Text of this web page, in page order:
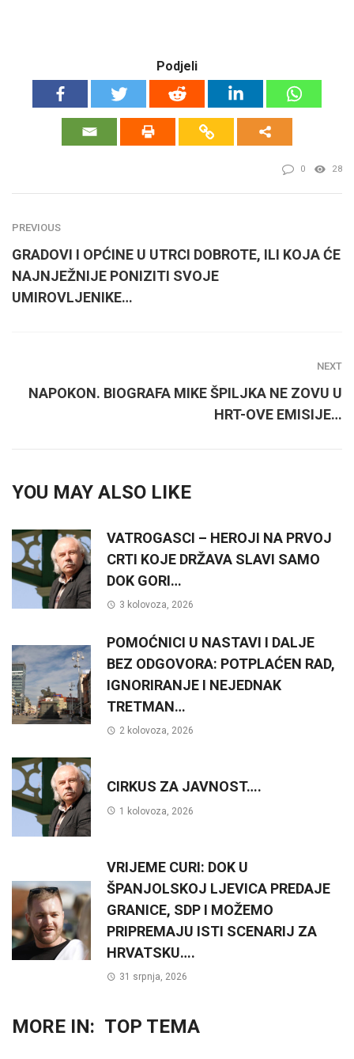
Podjeli
0 28
PREVIOUS
GRADOVI I OPĆINE U UTRCI DOBROTE, ILI KOJA ĆE
NAJNJEŽNIJE PONIZITI SVOJE
UMIROVLJENIKE…
NEXT
NAPOKON. BIOGRAFA MIKE ŠPILJKA NE ZOVU U
HRT-OVE EMISIJE…
YOU MAY ALSO LIKE
VATROGASCI – HEROJI NA PRVOJ
CRTI KOJE DRŽAVA SLAVI SAMO
DOK GORI…
3 kolovoza, 2026
POMOĆNICI U NASTAVI I DALJE
BEZ ODGOVORA: POTPLAĆEN RAD,
IGNORIRANJE I NEJEDNAK
TRETMAN…
2 kolovoza, 2026
CIRKUS ZA JAVNOST….
1 kolovoza, 2026
VRIJEME CURI: DOK U
ŠPANJOLSKOJ LJEVICA PREDAJE
GRANICE, SDP I MOŽEMO
PRIPREMAJU ISTI SCENARIJ ZA
HRVATSKU….
31 srpnja, 2026
MORE IN: TOP TEMA